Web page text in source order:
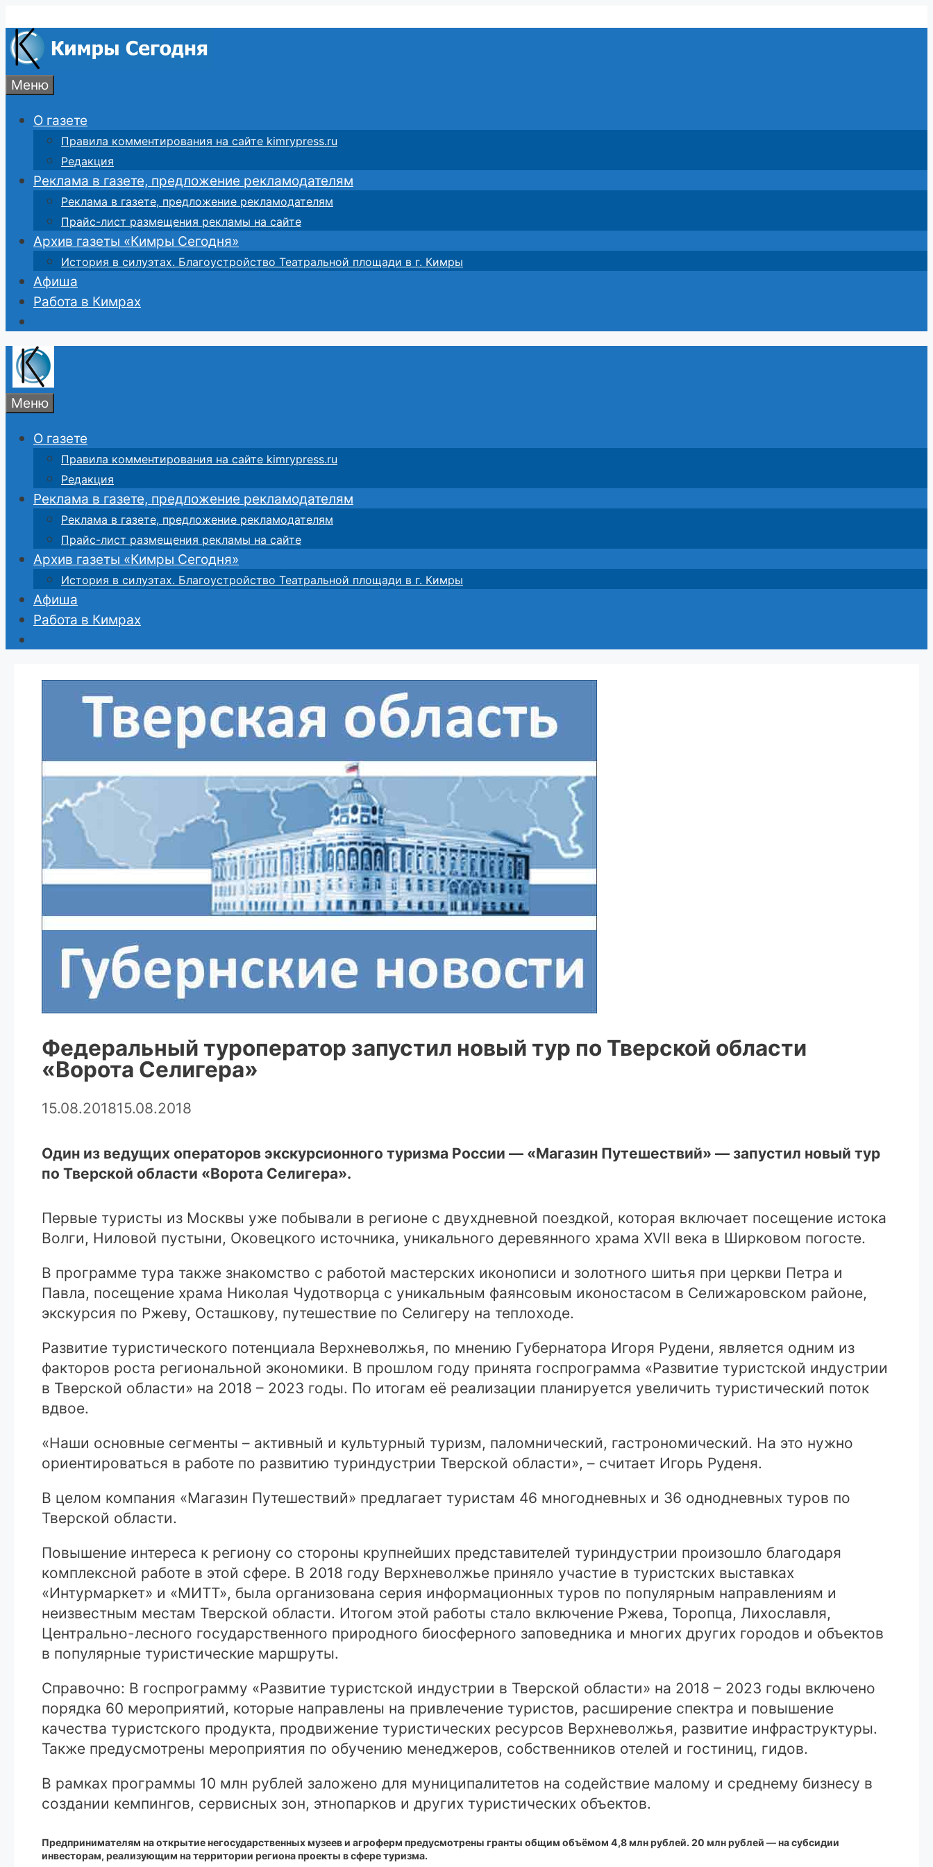
к
содержимому
Меню
О газете
Правила комментирования на сайте kimrypress.ru
Редакция
Реклама в газете, предложение рекламодателям
Реклама в газете, предложение рекламодателям
Прайс-лист размещения рекламы на сайте
Архив газеты «Кимры Сегодня»
История в силуэтах. Благоустройство Театральной площади в г. Кимры
Афиша
Работа в Кимрах
Меню
О газете
Правила комментирования на сайте kimrypress.ru
Редакция
Реклама в газете, предложение рекламодателям
Реклама в газете, предложение рекламодателям
Прайс-лист размещения рекламы на сайте
Архив газеты «Кимры Сегодня»
История в силуэтах. Благоустройство Театральной площади в г. Кимры
Афиша
Работа в Кимрах
Федеральный туроператор запустил новый тур по Тверской области
«Ворота Селигера»
15.08.201815.08.2018
Один из ведущих операторов экскурсионного туризма России — «Магазин Путешествий» — запустил новый тур
по Тверской области «Ворота Селигера».
Первые туристы из Москвы уже побывали в регионе с двухдневной поездкой, которая включает посещение истока
Волги, Ниловой пустыни, Оковецкого источника, уникального деревянного храма XVII века в Ширковом погосте.
В программе тура также знакомство с работой мастерских иконописи и золотного шитья при церкви Петра и
Павла, посещение храма Николая Чудотворца с уникальным фаянсовым иконостасом в Селижаровском районе,
экскурсия по Ржеву, Осташкову, путешествие по Селигеру на теплоходе.
Развитие туристического потенциала Верхневолжья, по мнению Губернатора Игоря Рудени, является одним из
факторов роста региональной экономики. В прошлом году принята госпрограмма «Развитие туристской индустрии
в Тверской области» на 2018 – 2023 годы. По итогам её реализации планируется увеличить туристический поток
вдвое.
«Наши основные сегменты – активный и культурный туризм, паломнический, гастрономический. На это нужно
ориентироваться в работе по развитию туриндустрии Тверской области», – считает Игорь Руденя.
В целом компания «Магазин Путешествий» предлагает туристам 46 многодневных и 36 однодневных туров по
Тверской области.
Повышение интереса к региону со стороны крупнейших представителей туриндустрии произошло благодаря
комплексной работе в этой сфере. В 2018 году Верхневолжье приняло участие в туристских выставках
«Интурмаркет» и «МИТТ», была организована серия информационных туров по популярным направлениям и
неизвестным местам Тверской области. Итогом этой работы стало включение Ржева, Торопца, Лихославля,
Центрально-лесного государственного природного биосферного заповедника и многих других городов и объектов
в популярные туристические маршруты.
Справочно: В госпрограмму «Развитие туристской индустрии в Тверской области» на 2018 – 2023 годы включено
порядка 60 мероприятий, которые направлены на привлечение туристов, расширение спектра и повышение
качества туристского продукта, продвижение туристических ресурсов Верхневолжья, развитие инфраструктуры.
Также предусмотрены мероприятия по обучению менеджеров, собственников отелей и гостиниц, гидов.
В рамках программы 10 млн рублей заложено для муниципалитетов на содействие малому и среднему бизнесу в
создании кемпингов, сервисных зон, этнопарков и других туристических объектов.
Предпринимателям на открытие негосударственных музеев и агроферм предусмотрены гранты общим объёмом 4,8 млн рублей. 20 млн рублей — на субсидии
инвесторам, реализующим на территории региона проекты в сфере туризма.